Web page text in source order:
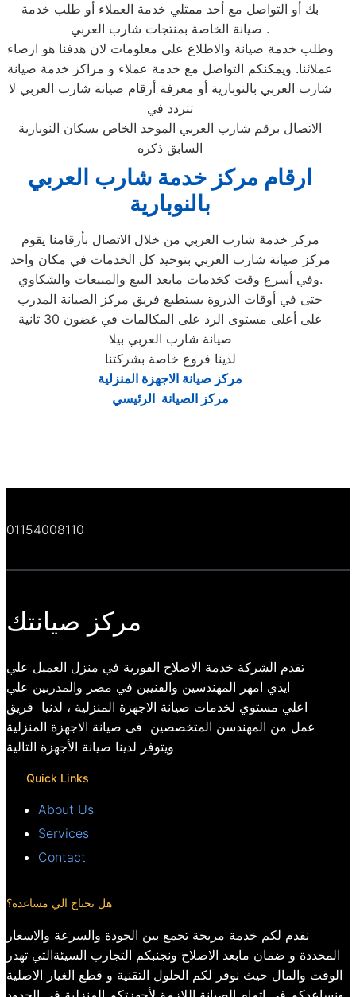
بك أو التواصل مع أحد ممثلي خدمة العملاء أو طلب خدمة
صيانة الخاصة بمنتجات شارب العربي .
وطلب خدمة صيانة والاطلاع على معلومات لان هدفنا هو ارضاء
عملائنا. ويمكنكم التواصل مع خدمة عملاء و مراكز خدمة صيانة
شارب العربي بالنوبارية أو معرفة أرقام صيانة شارب العربي لا
تتردد في
الاتصال برقم شارب العربي الموحد الخاص بسكان النوبارية
السابق ذكره
ارقام مركز خدمة شارب العربي
بالنوبارية
مركز خدمة شارب العربي من خلال الاتصال بأرقامنا يقوم
مركز صيانة شارب العربي بتوحيد كل الخدمات في مكان واحد
وفي أسرع وقت كخدمات مابعد البيع والمبيعات والشكاوي.
حتى في أوقات الذروة يستطيع فريق مركز الصيانة المدرب
على أعلى مستوى الرد على المكالمات في غضون 30 ثانية
صيانة شارب العربي بيلا
لدينا فروع خاصة بشركتنا
مركز صيانة الاجهزة المنزلية
مركز الصيانة الرئيسي
01154008110
مركز صيانتك
تقدم الشركة خدمة الاصلاح الفورية في منزل العميل علي
ايدي امهر المهندسين والفنيين في مصر والمدربين علي
اعلي مستوي لخدمات صيانة الاجهزة المنزلية ، لدنيا فريق
عمل من المهندسن المتخصصين فى صيانة الاجهزة المنزلية
ويتوفر لدينا صيانة الأجهزة التالية
Quick Links
About Us
Services
Contact
هل تحتاج الي مساعدة؟
نقدم لكم خدمة مريحة تجمع بين الجودة والسرعة والاسعار
المحددة و ضمان مابعد الاصلاح ونجنبكم التجارب السيئةالتي تهدر
الوقت والمال حيث نوفر لكم الحلول التقنية و قطع الغيار الاصلية